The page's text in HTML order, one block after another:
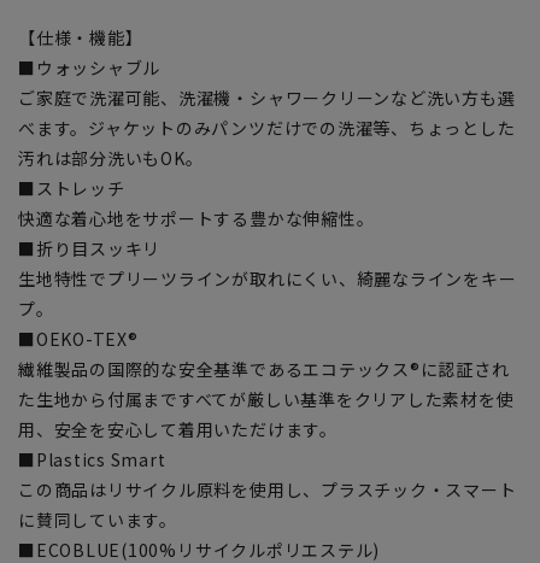
【仕様・機能】
■ウォッシャブル
ご家庭で洗濯可能、洗濯機・シャワークリーンなど洗い方も選
べます。ジャケットのみパンツだけでの洗濯等、ちょっとした
汚れは部分洗いもOK。
■ストレッチ
快適な着心地をサポートする豊かな伸縮性。
■折り目スッキリ
生地特性でプリーツラインが取れにくい、綺麗なラインをキー
プ。
■OEKO-TEX®
繊維製品の国際的な安全基準であるエコテックス®に認証され
た生地から付属まですべてが厳しい基準をクリアした素材を使
用、安全を安心して着用いただけます。
■Plastics Smart
この商品はリサイクル原料を使用し、プラスチック・スマート
に賛同しています。
■ECOBLUE(100%リサイクルポリエステル)